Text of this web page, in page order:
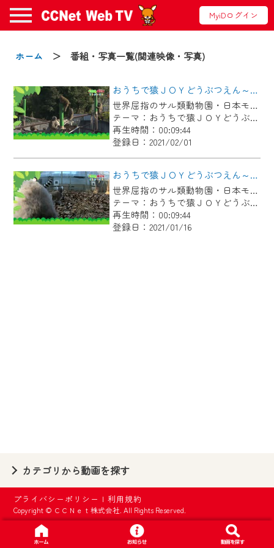
MyiDログイン
ホーム ＞ 番組・写真一覧(関連映像・写真)
おうちで猿ＪＯＹどうぶつえん～ヤクシマザル～(2021年1月16日初回放送)
世界屈指のサル類動物園・日本モンキーセンター協力の親子で学べる動物番組。(毎月1日･16日更新/10分番組)
テーマ：おうちで猿ＪＯＹどうぶつえん
再生時間：00:09:44
登録日：2021/02/01
おうちで猿ＪＯＹどうぶつえん～ワオキツネザル～(2021年1月1日初回放送)
世界屈指のサル類動物園・日本モンキーセンター協力の親子で学べる動物番組。(毎月1日･16日更新/10分番組)
テーマ：おうちで猿ＪＯＹどうぶつえん
再生時間：00:09:44
登録日：2021/01/16
カテゴリから動画を探す
プライバシーポリシー |利用規約
Copyright © ＣＣＮｅｔ株式会社. All Rights Reserved.
お知らせ
2024/09/02
動画配信サービス『CCNet Web TV』は2024
年9月24日からリニューアルします！
【変更点】
◆デザイン変更により、お住まいの地域
の動画コンテンツが一目瞭然。
◆当社アプリやＰＣブラウザから、いつ
でも・どこでも・外出先でも！
CCNetサービスエリア20市町の地域情報
要となります。
※MyIDとは、CCNet Web TVを含むCCNetの
各種サービスをご利用頂くためのIDです。
IDはお客様が使っているメールアドレス
で設定できます。